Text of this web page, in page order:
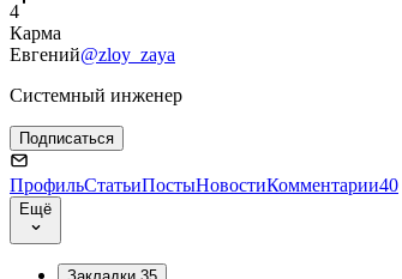
4
Карма
Евгений@zloy_zaya
Системный инженер
Подписаться
ПрофильСтатьиПостыНовостиКомментарии40
Ещё